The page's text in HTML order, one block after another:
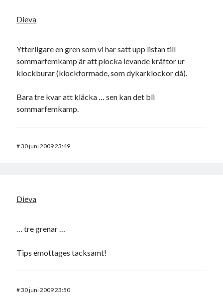
Dieva
Ytterligare en gren som vi har satt upp listan till
sommarfemkamp är att plocka levande kräftor ur
klockburar (klockformade, som dykarklockor då).
Bara tre kvar att kläcka … sen kan det bli
sommarfemkamp.
#30 juni 2009 23:49
Dieva
… tre grenar …
Tips emottages tacksamt!
#30 juni 2009 23:50